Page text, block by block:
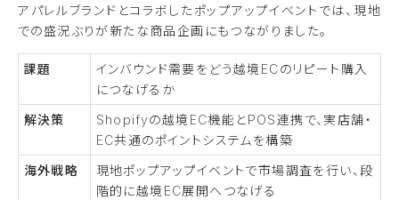
アパレルブランドとコラボしたポップアップイベントでは、現地
での盛況ぶりが新たな商品企画にもつながりました。
課題
インバウンド需要をどう越境ECのリピート購入
につなげるか
解決策
Shopifyの越境EC機能とPOS連携で、実店舗・
EC共通のポイントシステムを構築
海外戦略
現地ポップアップイベントで市場調査を行い、段
階的に越境EC展開へつなげる